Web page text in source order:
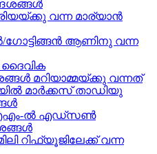
വന്ന മാര്യാന്‍
ഗോട്ടിങ്ങൻ ആണിനു വന്ന
ദൈവിക
മറിയാമ്മയ്ക്കു വന്നത്
യിൽ മാർക്കസ് താഡിയു
എഎം-ൽ എഡ്സൺ
റിഫ്യൂജിലേക്ക് വന്ന